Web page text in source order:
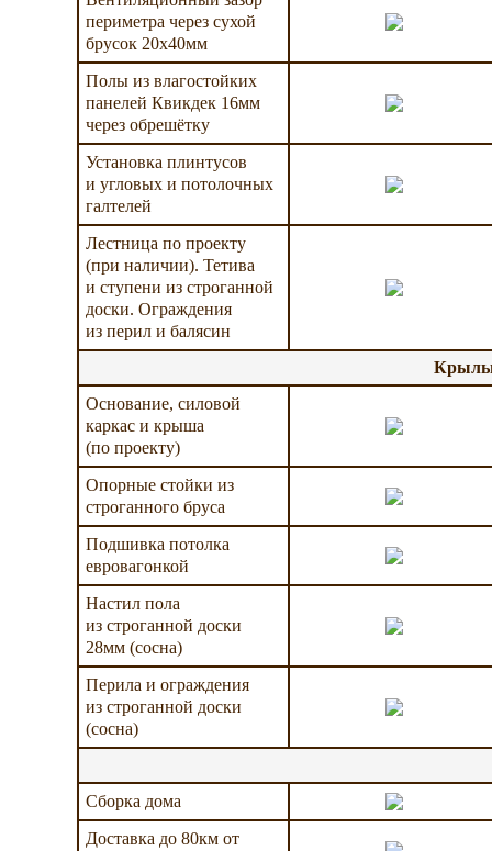
периметра через сухой
брусок 20х40мм
Полы из влагостойких
панелей Квикдек 16мм
через обрешётку
Установка плинтусов
и угловых и потолочных
галтелей
Лестница по проекту
(при наличии). Тетива
и ступени из строганной
доски. Ограждения
из перил и балясин
Основание, силовой
каркас и крыша
(по проекту)
Опорные стойки из
строганного бруса
Подшивка потолка
евровагонкой
Настил пола
из строганной доски
28мм (сосна)
Перила и ограждения
из строганной доски
(сосна)
Сборка дома
Доставка до 80км от